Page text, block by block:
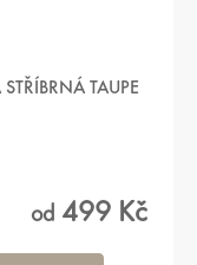
TAUPE
od 499 Kč